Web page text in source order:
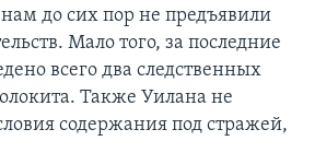
до сих пор не предъявили
Мало того, за последние
всего два следственных
Также Уилана не
содержания под стражей,